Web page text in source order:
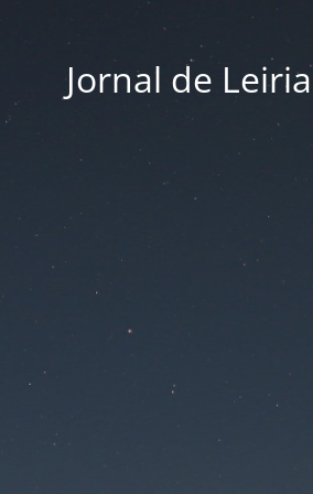
Jornal de Leiria